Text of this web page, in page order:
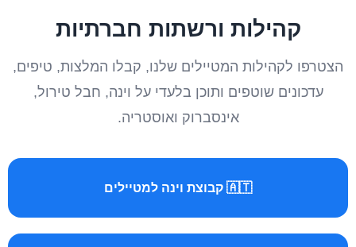
קהילות ורשתות חברתיות
הצטרפו לקהילות המטיילים שלנו, קבלו המלצות, טיפים,
עדכונים שוטפים ותוכן בלעדי על וינה, חבל טירול,
אינסברוק ואוסטריה.
🇦🇹 קבוצת וינה למטיילים